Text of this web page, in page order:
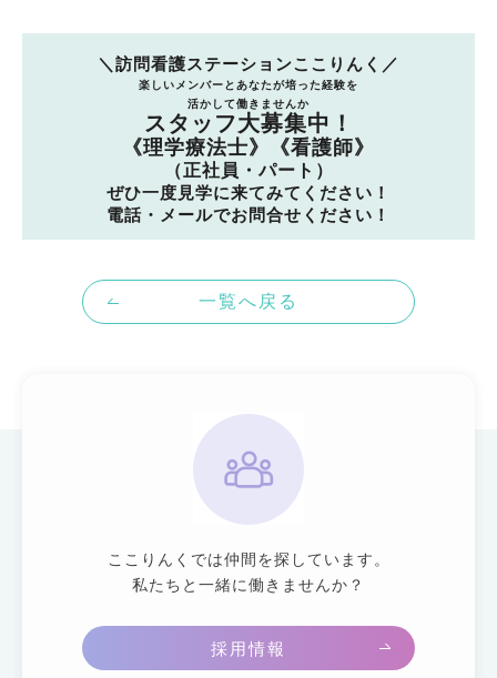
＼訪問看護ステーションここりんく／
楽しいメンバーとあなたが培った経験を
活かして働きませんか
スタッフ大募集中！
《理学療法士》《看護師》
（正社員・パート）
ぜひ一度見学に来てみてください！
電話・メールでお問合せください！
一覧へ戻る
ここりんくでは仲間を探しています。
私たちと一緒に働きませんか？
採用情報